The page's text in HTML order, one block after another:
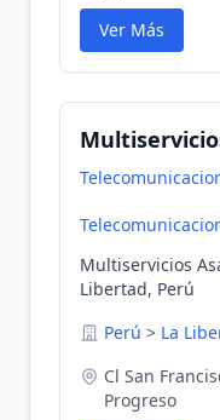
Ver Más
Multiservicios
Libertad, Perú
Perú > La
Cl San
Progreso